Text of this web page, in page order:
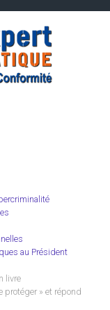
au Président
livre
protéger » et répond